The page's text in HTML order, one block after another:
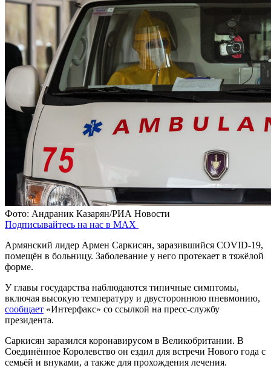
Фото: Андраник Казарян/РИА Новости
Подписывайтесь на нас в MAX
Армянский лидер Армен Саркисян, заразившийся COVID-19,
помещён в больницу. Заболевание у него протекает в тяжёлой
форме.
У главы государства наблюдаются типичные симптомы,
включая высокую температуру и двустороннюю пневмонию,
сообщает «Интерфакс» со ссылкой на пресс-службу
президента.
Саркисян заразился коронавирусом в Великобритании. В
Соединённое Королевство он ездил для встречи Нового года с
семьёй и внуками, а также для прохождения лечения.